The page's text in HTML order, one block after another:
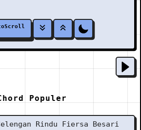
Populer
Rindu Fiersa Besari